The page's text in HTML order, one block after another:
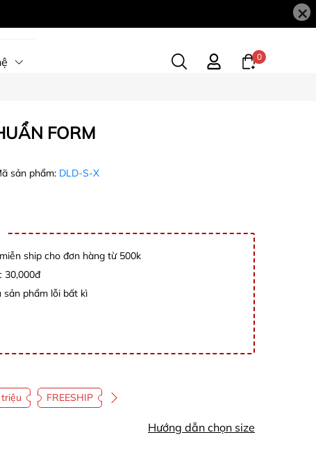
×
0
FORM
sản phẩm: DLD-S-X
ship cho đơn hàng từ 500k
30,000đ
phẩm lỗi bất kì
FREESHIP
Hướng dẫn chọn size